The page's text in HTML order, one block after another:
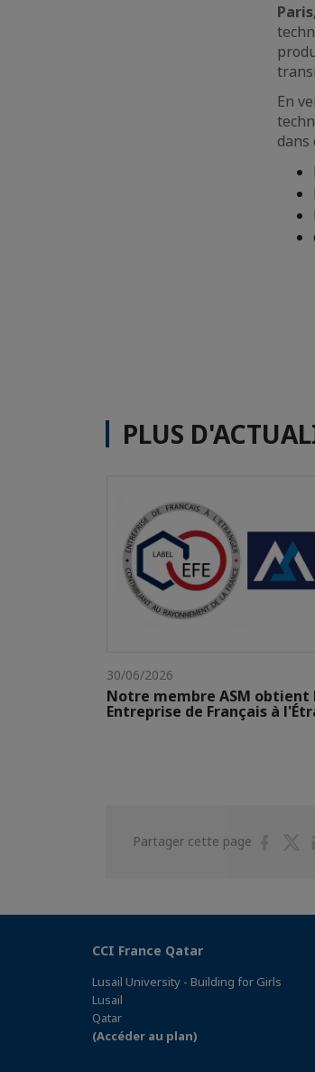
En
dans
PLUS
30/06/2026
Notre membre ASM obtient
Entreprise de Français à
Partager cette page
CCI France Qatar
Lusail University - Building for Girls
Lusail
Qatar
(Accéder au plan)